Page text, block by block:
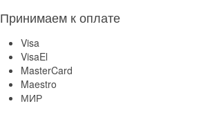
Принимаем к оплате
Visa
VisaEl
MasterCard
Maestro
МИР